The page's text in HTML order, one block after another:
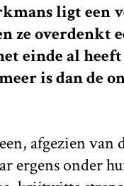
ligt een
ze
einde al
is dan de
afgezien van
ergens onder